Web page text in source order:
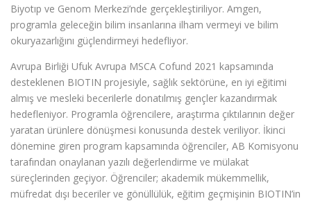
Biyotıp ve Genom Merkezi’nde gerçekleştiriliyor. Amgen,
programla geleceğin bilim insanlarına ilham vermeyi ve bilim
okuryazarlığını güçlendirmeyi hedefliyor.
Avrupa Birliği Ufuk Avrupa MSCA Cofund 2021 kapsamında
desteklenen BIOTIN projesiyle, sağlık sektörüne, en iyi eğitimi
almış ve mesleki becerilerle donatılmış gençler kazandırmak
hedefleniyor. Programla öğrencilere, araştırma çıktılarının değer
yaratan ürünlere dönüşmesi konusunda destek veriliyor. İkinci
dönemine giren program kapsamında öğrenciler, AB Komisyonu
tarafından onaylanan yazılı değerlendirme ve mülakat
süreçlerinden geçiyor. Öğrenciler; akademik mükemmellik,
müfredat dışı beceriler ve gönüllülük, eğitim geçmişinin BIOTIN’in